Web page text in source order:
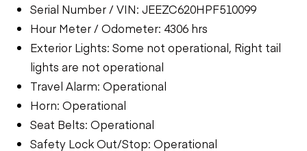
Serial Number / VIN: JEEZC620HPF510099
Hour Meter / Odometer: 4306 hrs
Exterior Lights: Some not operational, Right tail
lights are not operational
Travel Alarm: Operational
Horn: Operational
Seat Belts: Operational
Safety Lock Out/Stop: Operational